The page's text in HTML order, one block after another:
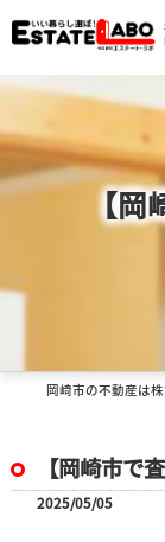
【岡
【岡崎市で
2025/05/05